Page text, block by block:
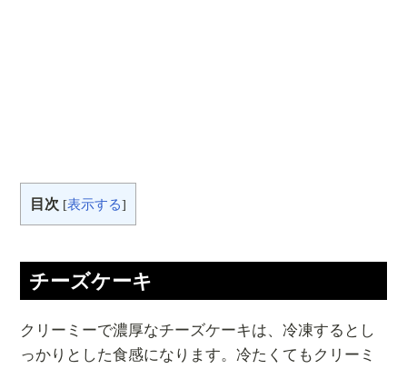
目次 [表示する]
チーズケーキ
クリーミーで濃厚なチーズケーキは、冷凍するとし
っかりとした食感になります。冷たくてもクリーミ